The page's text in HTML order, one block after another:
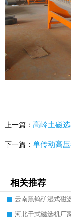
上一篇： 高岭土磁
下一篇： 单传动高
相关推荐
云南黑钨矿湿式磁
河北干式磁选机厂